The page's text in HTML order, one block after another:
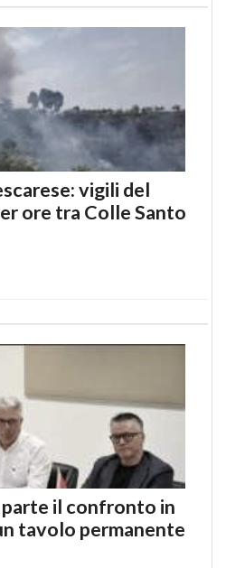
vigili del
ore tra Colle Santo
parte il confronto in
tavolo permanente